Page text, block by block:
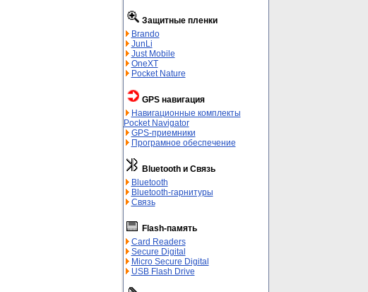
Защитные пленки
Brando
JunLi
Just Mobile
OneXT
Pocket Nature
GPS навигация
Навигационные комплекты
Pocket Navigator
GPS-приемники
Програмное обеспечение
Bluetooth и Связь
Bluetooth
Bluetooth-гарнитуры
Связь
Flash-память
Card Readers
Secure Digital
Micro Secure Digital
USB Flash Drive